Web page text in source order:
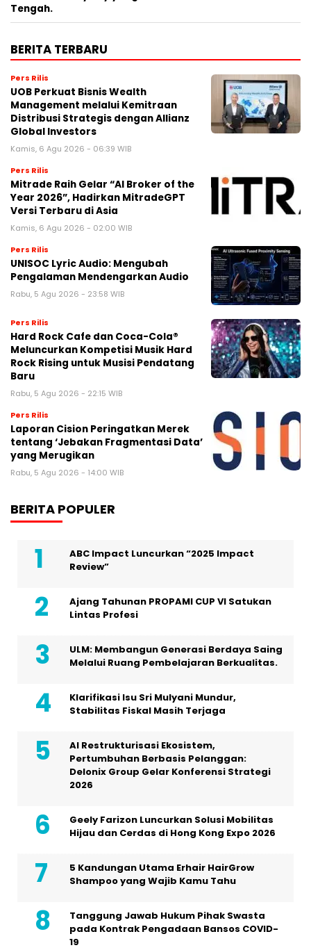
Tengah.
BERITA TERBARU
Pers Rilis
UOB Perkuat Bisnis Wealth
Management melalui Kemitraan
Distribusi Strategis dengan Allianz
Global Investors
Kamis, 6 Agu 2026 - 06:39 WIB
Pers Rilis
Mitrade Raih Gelar “AI Broker of the
Year 2026”, Hadirkan MitradeGPT
Versi Terbaru di Asia
Kamis, 6 Agu 2026 - 02:00 WIB
Pers Rilis
UNISOC Lyric Audio: Mengubah
Pengalaman Mendengarkan Audio
Rabu, 5 Agu 2026 - 23:58 WIB
Pers Rilis
Hard Rock Cafe dan Coca-Cola®
Meluncurkan Kompetisi Musik Hard
Rock Rising untuk Musisi Pendatang
Baru
Rabu, 5 Agu 2026 - 22:15 WIB
Pers Rilis
Laporan Cision Peringatkan Merek
tentang ‘Jebakan Fragmentasi Data’
yang Merugikan
Rabu, 5 Agu 2026 - 14:00 WIB
BERITA POPULER
ABC Impact Luncurkan “2025 Impact
Review”
Ajang Tahunan PROPAMI CUP VI Satukan
Lintas Profesi
ULM: Membangun Generasi Berdaya Saing
Melalui Ruang Pembelajaran Berkualitas.
Klarifikasi Isu Sri Mulyani Mundur,
Stabilitas Fiskal Masih Terjaga
AI Restrukturisasi Ekosistem,
Pertumbuhan Berbasis Pelanggan:
Delonix Group Gelar Konferensi Strategi
2026
Geely Farizon Luncurkan Solusi Mobilitas
Hijau dan Cerdas di Hong Kong Expo 2026
5 Kandungan Utama Erhair HairGrow
Shampoo yang Wajib Kamu Tahu
Tanggung Jawab Hukum Pihak Swasta
pada Kontrak Pengadaan Bansos COVID-
19